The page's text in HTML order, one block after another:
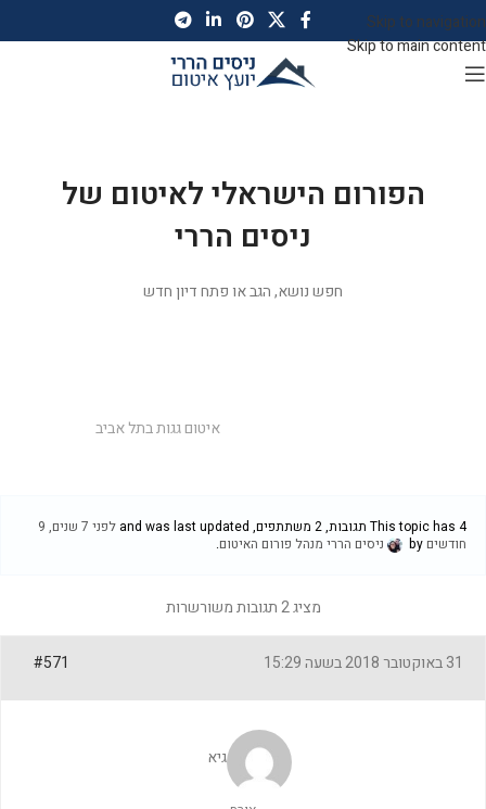
Skip to navigation
Skip to main content
הפורום הישראלי לאיטום של
ניסים הררי
חפש נושא, הגב או פתח דיון חדש
איטום גגות בתל אביב
This topic has 4 תגובות, 2 משתתפים, and was last updated
לפני 7 שנים, 9
חודשים
ניסים הררי מנהל פורום האיטום.
מציג 2 תגובות משורשרות
31 באוקטובר 2018 בשעה 15:29 #571
גיא